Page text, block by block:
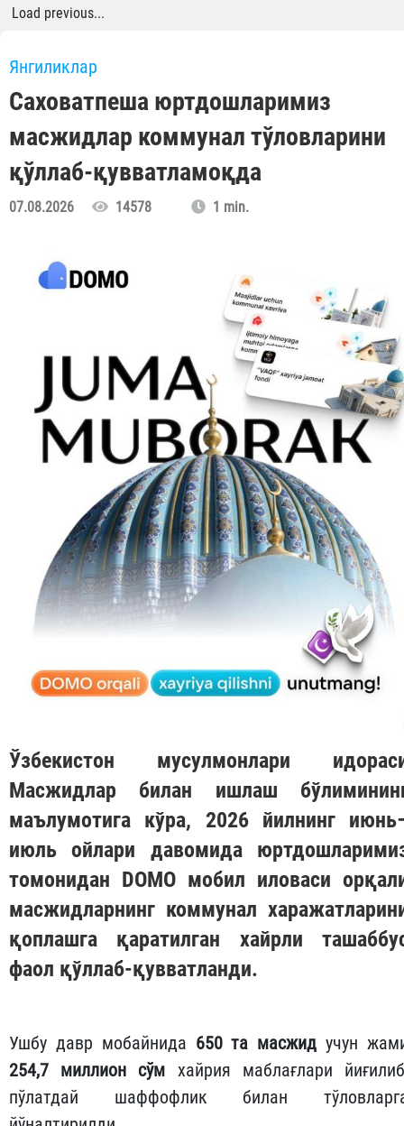
Load previous...
Янгиликлар
Саховатпеша юртдошларимиз
масжидлар коммунал тўловларини
қўллаб-қувватламоқда
07.08.2026 14578 1 min.
Ўзбекистон мусулмонлари
Масжидлар билан ишлаш
маълумотига кўра, 2026 йилнинг
июль ойлари давомида
томонидан DOMO мобил иловаси
масжидларнинг коммунал
қоплашга қаратилган хайрли
фаол қўллаб-қувватланди.
Ушбу давр мобайнида 650 та масжид учун
254,7 миллион сўм хайрия маблағлари
пўлатдай шаффофлик билан